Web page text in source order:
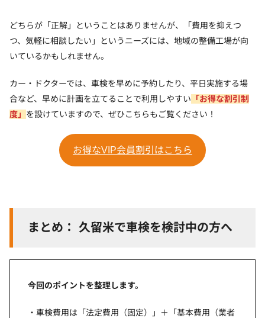
どちらが「正解」ということはありませんが、「費用を抑えつ
つ、気軽に相談したい」というニーズには、地域の整備工場が向
いているかもしれません。
カー・ドクターでは、車検を早めに予約したり、平日実施する場
合など、早めに計画を立てることで利用しやすい 「お得な割引制
度」 を設けていますので、ぜひこちらもご覧ください！
お得なVIP会員割引はこちら
まとめ： 久留米で車検を検討中の方へ
今回のポイントを整理します。
車検費用は「法定費用（固定）」＋「基本費用（業者